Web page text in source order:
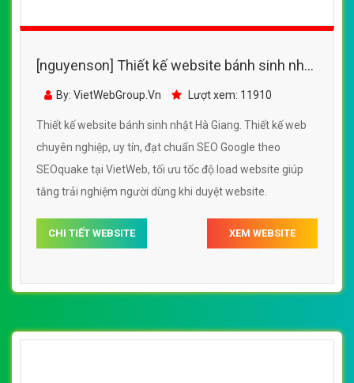
[nguyenson] Thiết kế website bánh sinh nhật
Hà Giang đẹp, chuyên nghiệp chuẩn SEO
By: VietWebGroup.Vn Lượt xem: 11910
Thiết kế website bánh sinh nhật Hà Giang. Thiết kế web
chuyên nghiệp, uy tín, đạt chuẩn SEO Google theo
SEOquake tại VietWeb, tối ưu tốc độ load website giúp
tăng trải nghiệm người dùng khi duyệt website.
CHI TIẾT WEBSITE XEM WEBSITE